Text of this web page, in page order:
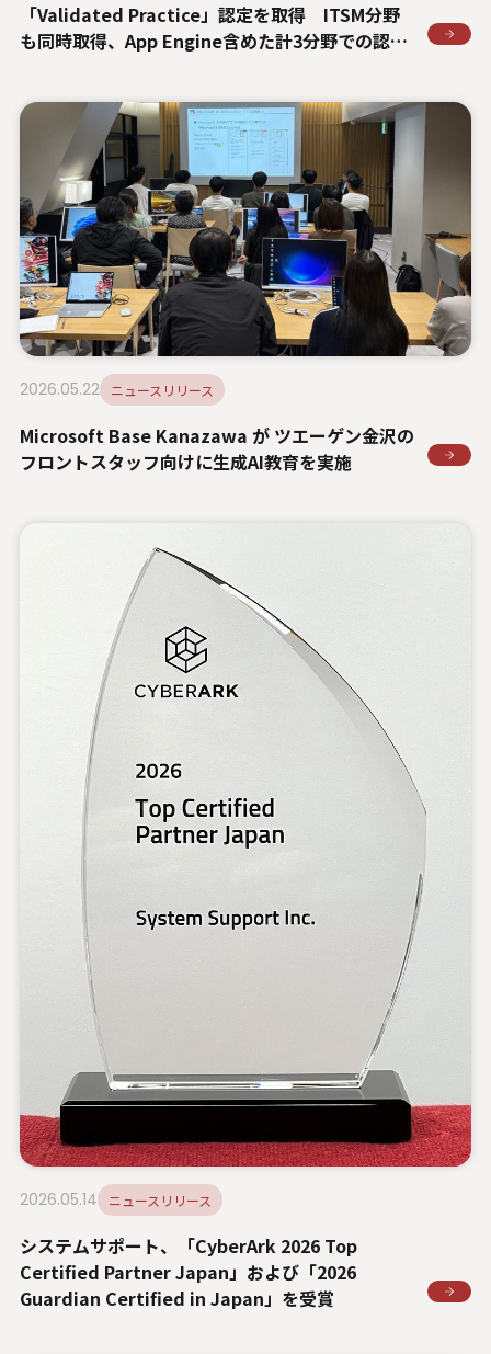
「Validated Practice」認定を取得 ITSM分野
も同時取得、App Engine含めた計3分野での認定
2026.05.22 ニュースリリース
Microsoft Base Kanazawa が ツエーゲン金沢の
フロントスタッフ向けに生成AI教育を実施
2026.05.14 ニュースリリース
システムサポート、「CyberArk 2026 Top
Certified Partner Japan」および「2026
Guardian Certified in Japan」を受賞